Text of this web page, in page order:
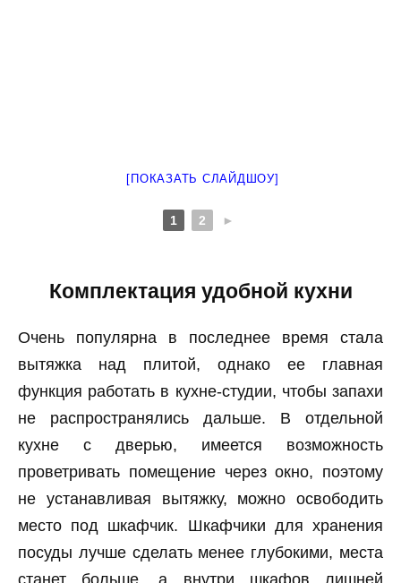
[ПОКАЗАТЬ СЛАЙДШОУ]
1 2 ►
Комплектация удобной кухни
Очень популярна в последнее время стала
вытяжка над плитой, однако ее главная
функция работать в кухне-студии, чтобы запахи
не распространялись дальше. В отдельной
кухне с дверью, имеется возможность
проветривать помещение через окно, поэтому
не устанавливая вытяжку, можно освободить
место под шкафчик. Шкафчики для хранения
посуды лучше сделать менее глубокими, места